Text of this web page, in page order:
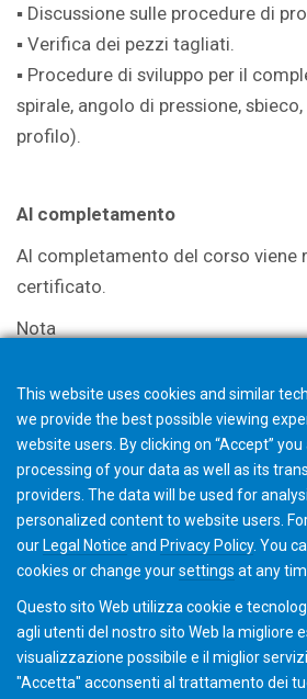
▪ Discussione sulle procedure di
▪ Verifica dei pezzi tagliati.
▪ Procedure di sviluppo per il
spirale, angolo di pressione,
profilo).
Al completamento
Al completamento del corso viene
certificato.
Nota
avvia una richiesta di preventivo. Il
Academy vi contatterà per ulteriori
discutere le opzioni.
Add to Cart
This website uses cookies and similar
we provide the best possible viewing
website users. By clicking on “Accept”
processing of your data as well as its
providers. The data will be used for
personalized content to website users.
our Legal Notice and Privacy Policy. You
cookies or change yoursettings at any
Questo sito Web utilizza cookie e
agli utenti del nostro sito Web la migliore
visualizzazione possibile e il miglior
"Accetta" acconsenti al ​​trattamento dei